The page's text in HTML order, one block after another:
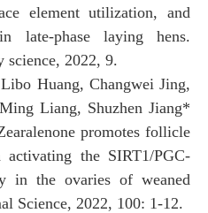
element utilization, and
late-phase laying hens.
science, 2022, 9.
Huang, Changwei Jing,
Liang, Shuzhen Jiang*
promotes follicle
activating the SIRT1/PGC-
in the ovaries of weaned
Science, 2022, 100: 1-12.